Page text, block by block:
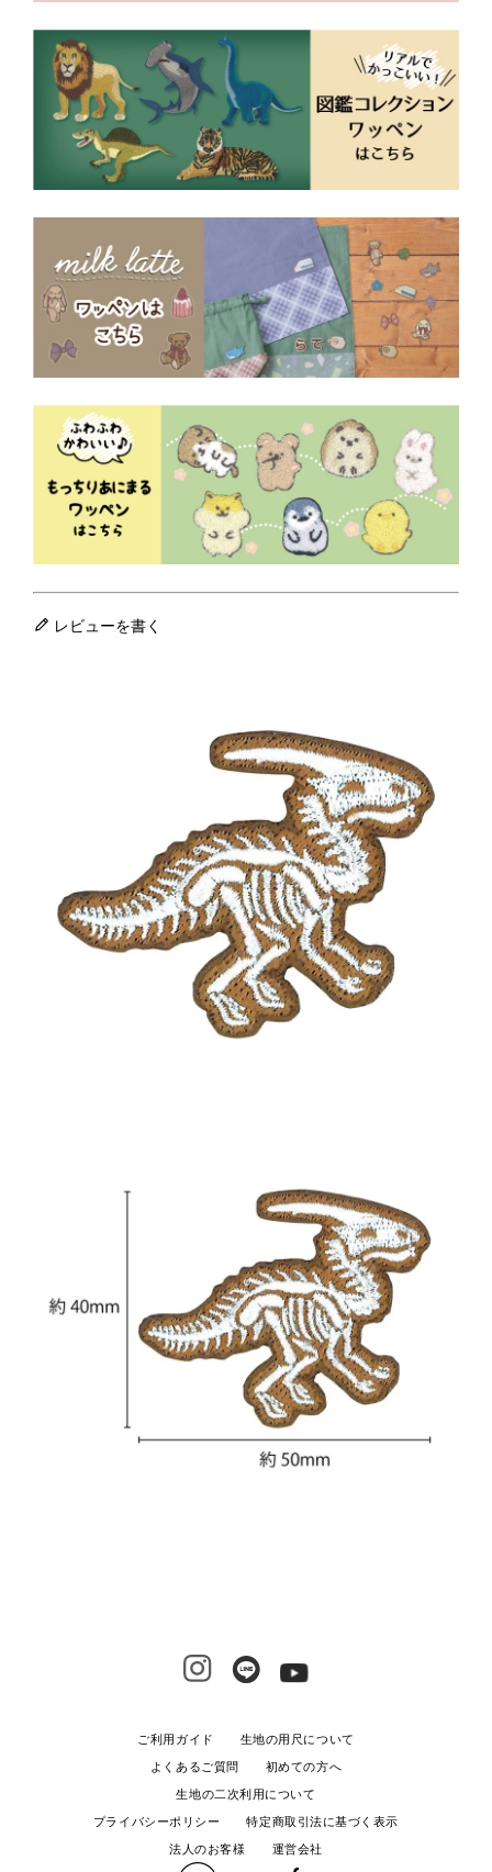
レビューを書く
ご利用ガイド 生地の用尺について
よくあるご質問 初めての方へ
生地の二次利用について
プライバシーポリシー 特定商取引法に基づく表示
法人のお客様 運営会社